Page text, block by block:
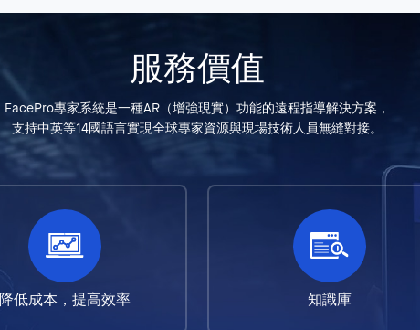
服務價值
FacePro專家系統是一種AR（增強現實）功能的遠程指導解決方案，
支持中英等14國語言實現全球專家資源與現場技術人員無縫對接。
降低成本，提高效率 知識庫